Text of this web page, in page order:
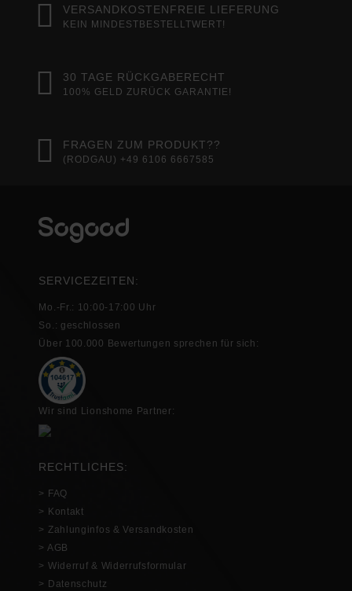
VERSANDKOSTENFREIE LIEFERUNG
KEIN MINDESTBESTELLTWERT!
30 TAGE RÜCKGABERECHT
100% GELD ZURÜCK GARANTIE!
FRAGEN ZUM PRODUKT??
(RODGAU) +49 6106 6667585
SERVICEZEITEN:
Mo.-Fr.: 10:00-17:00 Uhr
So.: geschlossen
Über 100.000 Bewertungen sprechen für sich:
Wir sind Lionshome Partner:
RECHTLICHES:
> FAQ
> Kontakt
> Zahlunginfos & Versandkosten
> AGB
> Widerruf & Widerrufsformular
> Datenschutz